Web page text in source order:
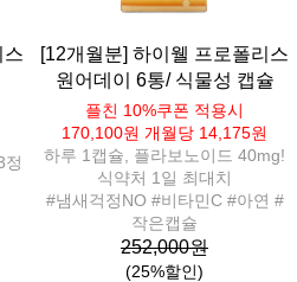
스
정
[12개월분] 하이웰 프로폴리스
원어데이 6통/ 식물성 캡슐
플친 10%쿠폰 적용시
170,100원 개월당 14,175원
하루 1캡슐, 플라보노이드 40mg!
식약처 1일 최대치
#냄새걱정NO #비타민C #아연 #
작은캡슐
252,000원
(25%할인)